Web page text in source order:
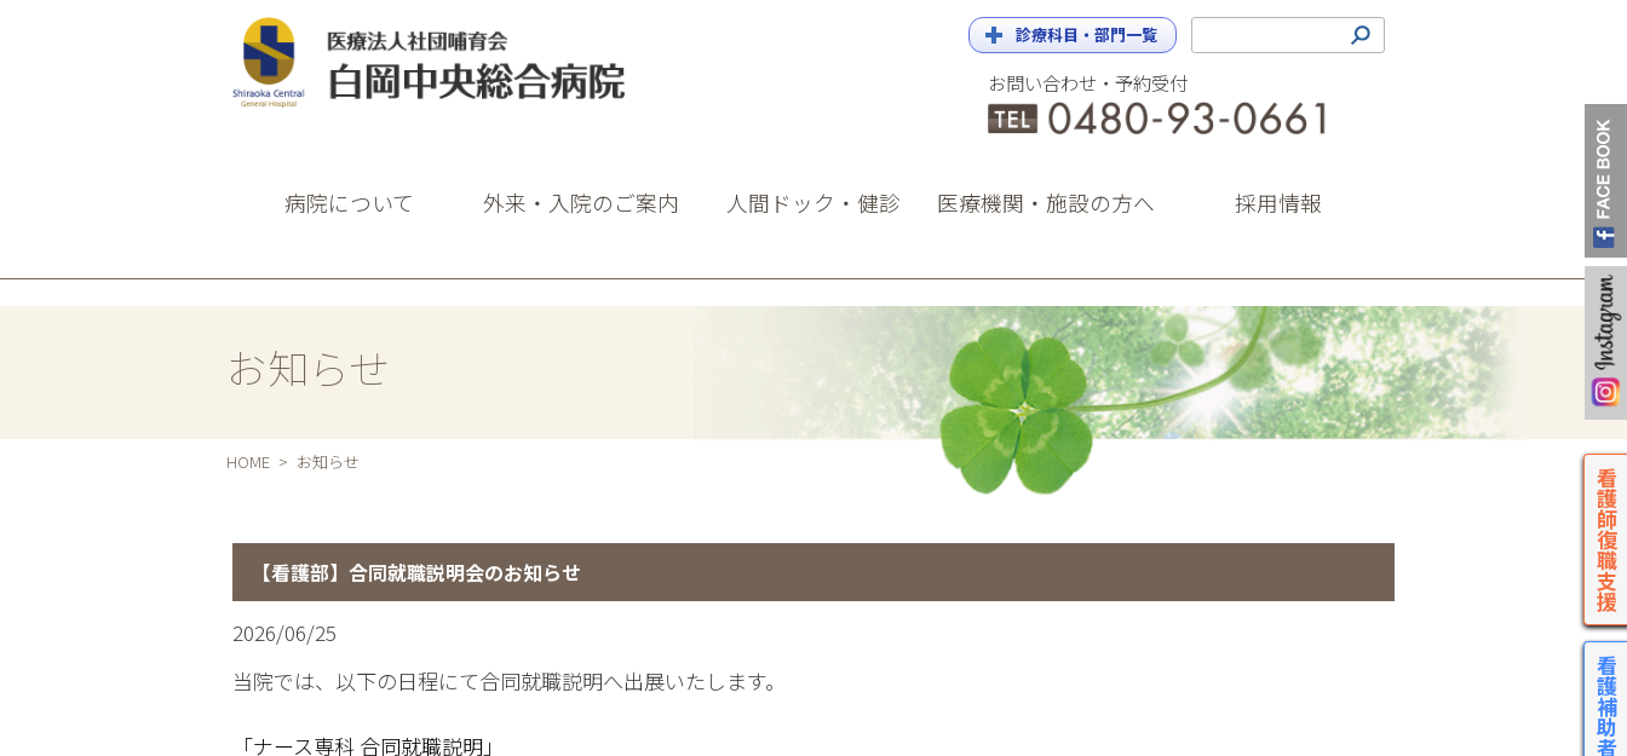
診療科目・部門一覧
お問い合わせ・予約受付
病院について 外来・入院のご案内 人間ドック・健診 医療機関・施設の方へ 採用情報
お知らせ
HOME お知らせ
【看護部】合同就職説明会のお知らせ
2026/06/25
当院では、以下の日程にて合同就職説明へ出展いたします。
「ナース専科 合同就職説明」
看護師復職支援